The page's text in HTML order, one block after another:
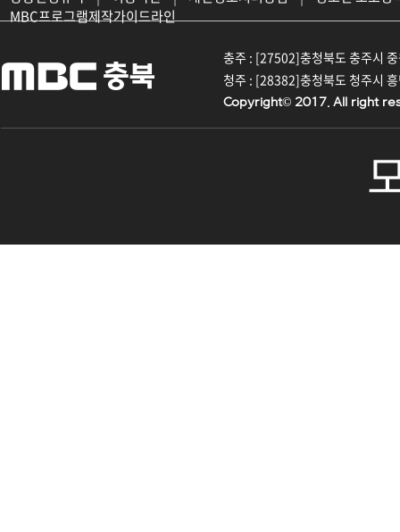
MBC프로그램제작가이드라인
충주 : [27502]충청북도 충주시
청주 : [28382]충청북도 청주시
Copyright© 2017. All right